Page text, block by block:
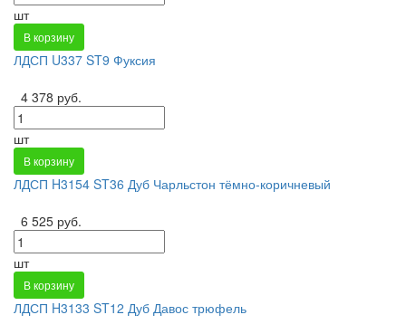
шт
В корзину
ЛДСП U337 ST9 Фуксия
4 378 руб.
шт
В корзину
ЛДСП H3154 ST36 Дуб Чарльстон тёмно-коричневый
6 525 руб.
шт
В корзину
ЛДСП H3133 ST12 Дуб Давос трюфель